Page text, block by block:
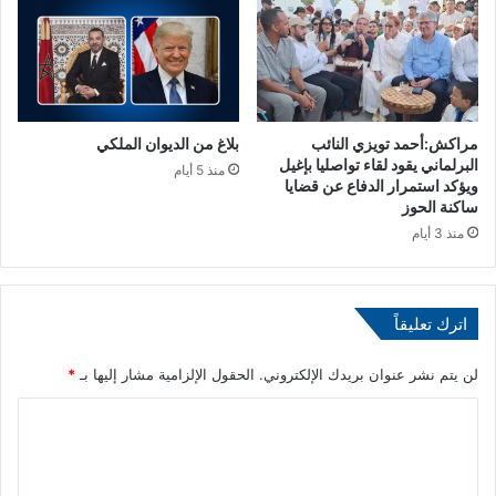
ع
ا
ر
ب
ا
ل
ح
ف
ظ
ع
ب
ر
س
ل
ن
ء
مراكش:أحمد تويزي النائب
البرلماني يقود لقاء تواصليا بإغيل
ويؤكد استمرار الدفاع عن قضايا
ساكنة الحوز
منذ 3 أيام
بلاغ من الديوان الملكي
منذ 5 أيام
اترك تعليقاً
لن يتم نشر عنوان بريدك الإلكتروني. الحقول الإلزامية مشار إليها بـ*